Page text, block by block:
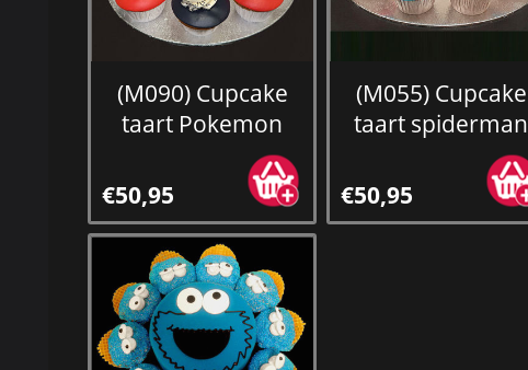
(M090) Cupcake
taart Pokemon
€50,95
(M055) Cupcake
taart spiderman
€50,95